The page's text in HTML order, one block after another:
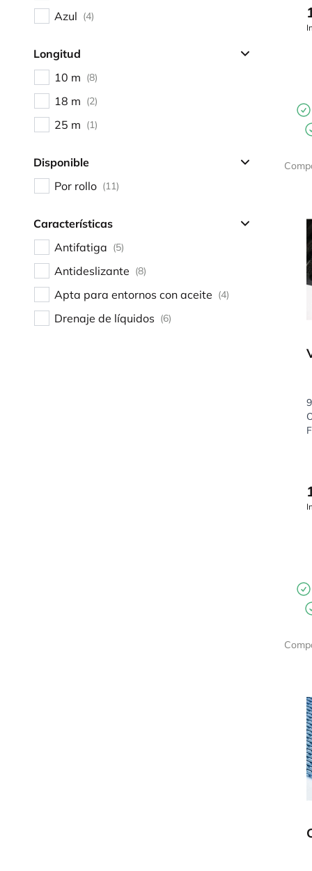
Azul (4)
Longitud
10 m (8)
18 m (2)
25 m (1)
Disponible
Por rollo (11)
Características
Antifatiga (5)
Antideslizante (8)
Apta para entornos con aceite (4)
Drenaje de líquidos (6)